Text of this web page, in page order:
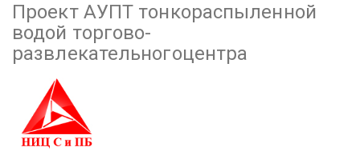
Проект АУПТ тонкораспыленной
водой торгово-
развлекательногоцентра